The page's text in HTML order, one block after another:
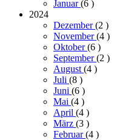
Januar(6 )
2024
Dezember(2 )
November(4 )
Oktober(6 )
September(2 )
August (4 )
Juli (8 )
Juni (6 )
Mai (4 )
April (4 )
März (3 )
Februar(4 )